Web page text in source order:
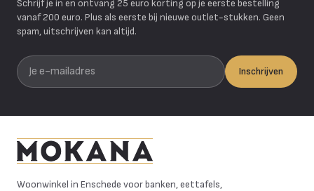
Schrijf je in en ontvang 25 euro korting op je eerste bestelling
vanaf 200 euro. Plus als eerste bij nieuwe outlet-stukken. Geen
spam, uitschrijven kan altijd.
Je e-mailadres
Inschrijven
Woonwinkel in Enschede voor banken, eettafels,